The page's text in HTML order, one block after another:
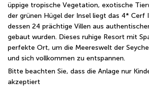
üppige tropische Vegetation, exotische
der grünen Hügel der Insel liegt das 4* Cerf
dessen 24 prächtige Villen aus
gebaut wurden. Dieses ruhige Resort mit
perfekte Ort, um die Meereswelt der
und sich vollkommen zu entspannen.
Bitte beachten Sie, dass die Anlage nur
akzeptiert